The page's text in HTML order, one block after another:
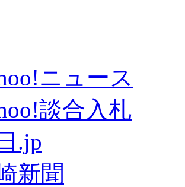
ニュース
談合入札
.jp
新聞